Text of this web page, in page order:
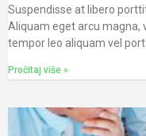
Suspendisse at libero
Aliquam eget arcu magna,
tempor leo aliquam vel
Pročitaj više »